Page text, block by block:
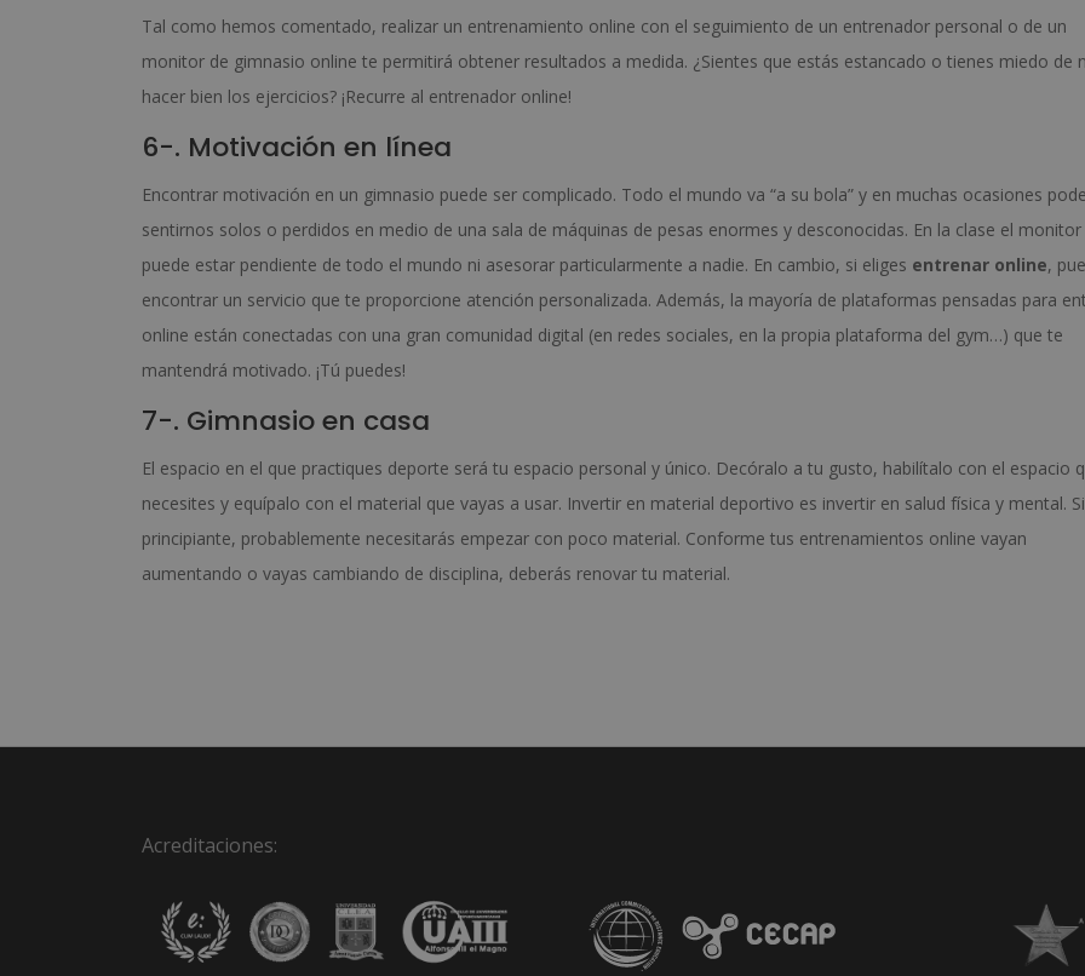
Tal como hemos comentado, realizar un entrenamiento online con el seguimiento de un entrenador personal o de un
monitor de gimnasio online te permitirá obtener resultados a medida. ¿Sientes que estás estancado o tienes miedo de
hacer bien los ejercicios? ¡Recurre al entrenador online!
6-. Motivación en línea
Encontrar motivación en un gimnasio puede ser complicado. Todo el mundo va “a su bola” y en muchas ocasiones
sentirnos solos o perdidos en medio de una sala de máquinas de pesas enormes y desconocidas. En la clase el
puede estar pendiente de todo el mundo ni asesorar particularmente a nadie. En cambio, si eliges entrenar online,
encontrar un servicio que te proporcione atención personalizada. Además, la mayoría de plataformas pensadas para
online están conectadas con una gran comunidad digital (en redes sociales, en la propia plataforma del gym…) que te
mantendrá motivado. ¡Tú puedes!
7-. Gimnasio en casa
El espacio en el que practiques deporte será tu espacio personal y único. Decóralo a tu gusto, habilítalo con el espacio
necesites y equípalo con el material que vayas a usar. Invertir en material deportivo es invertir en salud física y mental.
principiante, probablemente necesitarás empezar con poco material. Conforme tus entrenamientos online vayan
aumentando o vayas cambiando de disciplina, deberás renovar tu material.
Acreditaciones: